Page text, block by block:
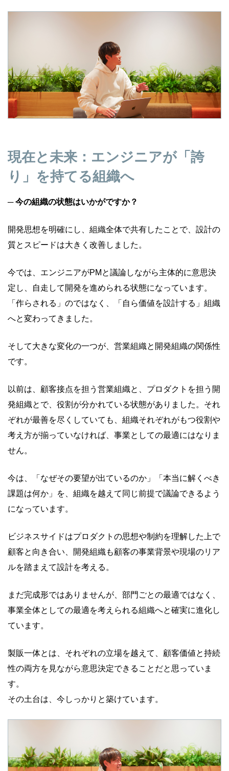
現在と未来：エンジニアが「誇
り」を持てる組織へ
─ 今の組織の状態はいかがですか？
開発思想を明確にし、組織全体で共有したことで、設計の
質とスピードは大きく改善しました。
今では、エンジニアがPMと議論しながら主体的に意思決
定し、自走して開発を進められる状態になっています。
「作らされる」のではなく、「自ら価値を設計する」組織
へと変わってきました。
そして大きな変化の一つが、営業組織と開発組織の関係性
です。
以前は、顧客接点を担う営業組織と、プロダクトを担う開
発組織とで、役割が分かれている状態がありました。それ
ぞれが最善を尽くしていても、組織それぞれがもつ役割や
考え方が揃っていなければ、事業としての最適にはなりま
せん。
今は、「なぜその要望が出ているのか」「本当に解くべき
課題は何か」を、組織を越えて同じ前提で議論できるよう
になっています。
ビジネスサイドはプロダクトの思想や制約を理解した上で
顧客と向き合い、開発組織も顧客の事業背景や現場のリア
ルを踏まえて設計を考える。
まだ完成形ではありませんが、部門ごとの最適ではなく、
事業全体としての最適を考えられる組織へと確実に進化し
ています。
製販一体とは、それぞれの立場を越えて、顧客価値と持続
性の両方を見ながら意思決定できることだと思っていま
す。
その土台は、今しっかりと築けています。